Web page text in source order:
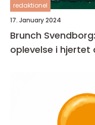
redaktionel
17. January 2024
Brunch
oplevelse i hjertet